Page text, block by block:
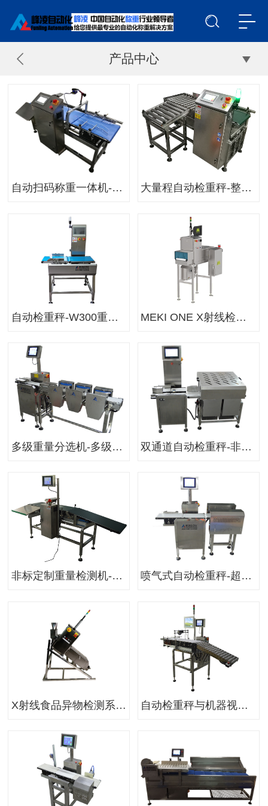
产品中心
自动扫码称重一体机-数码产品自动扫码称重系统 大量程自动检重秤-整箱产品重量检测机-箱袋产品自动称重机
自动检重秤-W300重量选别机-在线重量检测机 MEKI ONE X射线检测系统-用于包装产品的X射线检测系统
多级重量分选机-多级自动称重分选机-海参鲍鱼自动分选机 双通道自动检重秤-非标定制款双列重量选别机-多轨式重量检测机
非标定制重量检测机-带爬坡自动检重秤 喷气式自动检重秤-超重欠重分类分拣重量选别秤
X射线食品异物检测系统-BULKMEKI连续流动食品X射线异物检测机 自动检重秤与机器视觉检测系统一体机-自动检重视觉检测组合系统